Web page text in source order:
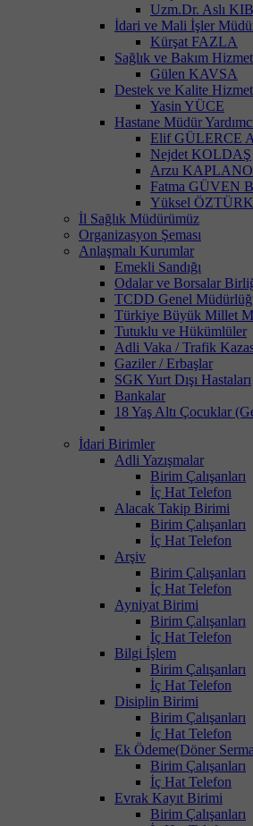
Uzm.Dr. Aslı
İdari ve Mali İşler
Kürşat FAZLA
Sağlık ve Bakım
Gülen KAVSA
Destek ve Kalite
Yasin YÜCE
Hastane Müdür
Elif GÜLERCE
Nejdet KOLDAŞ
Arzu
Fatma GÜVEN
Yüksel
İl Sağlık Müdürümüz
Organizasyon Şeması
Anlaşmalı Kurumlar
Emekli Sandığı
Odalar ve Borsalar
TCDD Genel
Türkiye Büyük Millet
Tutuklu ve Hükümlüler
Adli Vaka / Trafik
Gaziler / Erbaşlar
SGK Yurt Dışı Hastaları
Bankalar
18 Yaş Altı Çocuklar
İdari Birimler
Adli Yazışmalar
Birim Çalışanları
İç Hat Telefon
Alacak Takip Birimi
Birim Çalışanları
İç Hat Telefon
Arşiv
Birim Çalışanları
İç Hat Telefon
Ayniyat Birimi
Birim Çalışanları
İç Hat Telefon
Bilgi İşlem
Birim Çalışanları
İç Hat Telefon
Disiplin Birimi
Birim Çalışanları
İç Hat Telefon
Ek Ödeme(Döner
Birim Çalışanları
İç Hat Telefon
Evrak Kayıt Birimi
Birim Çalışanları